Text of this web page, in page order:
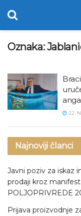
Oznaka:
22.
Najnoviji članci
Javni poziv za iskaz
prodaji kroz
POLJOPRIVREDE
Prijava proizvodnje